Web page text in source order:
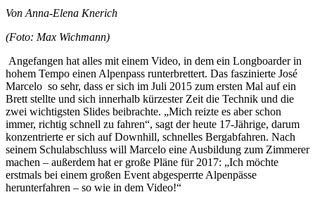
Von Anna-Elena Knerich
(Foto: Max Wichmann)
Angefangen hat alles mit einem Video, in dem ein Longboarder in
hohem Tempo einen Alpenpass runterbrettert. Das faszinierte José
Marcelo so sehr, dass er sich im Juli 2015 zum ersten Mal auf ein
Brett stellte und sich innerhalb kürzester Zeit die Technik und die
zwei wichtigsten Slides beibrachte. „Mich reizte es aber schon
immer, richtig schnell zu fahren“, sagt der heute 17-Jährige, darum
konzentrierte er sich auf Downhill, schnelles Bergabfahren. Nach
seinem Schulabschluss will Marcelo eine Ausbildung zum Zimmerer
machen – außerdem hat er große Pläne für 2017: „Ich möchte
erstmals bei einem großen Event abgesperrte Alpenpässe
herunterfahren – so wie in dem Video!“